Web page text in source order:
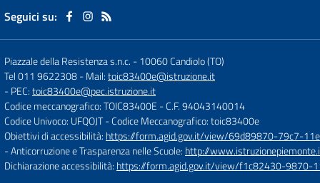
Seguici su:
Piazzale della Resistenza s.n.c. -10060 Candiolo (TO)
Tel 011 9622308- Mail:toic83400e@istruzione.it
- PEC:toic83400e@pec.istruzione.it
Codice meccanografico: TOIC83400E - C.F. 94043140014
Codice Univoco: UFQOJT- Codice Meccanografico: toic83400e
Obiettivi di accessibilità: https://form.agid.gov.it/view/69d89870-79c7-
- Anticorruzione e Trasparenza nelle Scuole: http://
Dichiarazione accessibilità: https://form.agid.gov.it/view/f1c82430-9870-